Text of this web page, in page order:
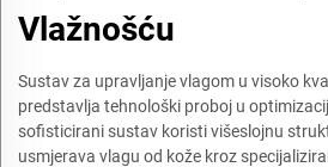
Vlažnošću
Sustav za upravljanje vlagom u visoko
predstavlja tehnološki proboj u
sofisticirani sustav koristi višeslojnu
usmjerava vlagu od kože kroz